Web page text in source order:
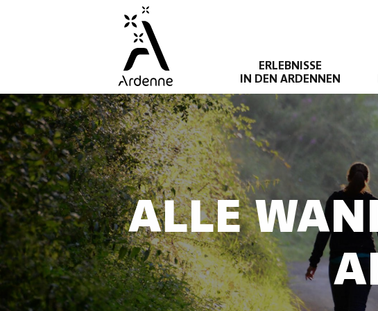
ERLEBNISSE
IN DEN ARDENNEN
ALLE